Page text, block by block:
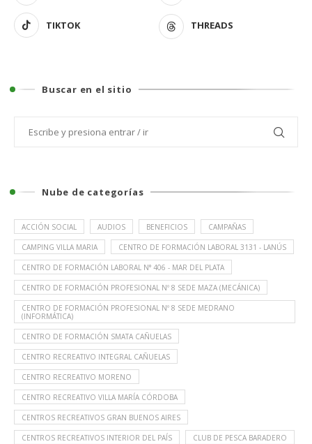
TIKTOK THREADS
Buscar en el sitio
Nube de categorías
ACCIÓN SOCIAL AUDIOS BENEFICIOS CAMPAÑAS
CAMPING VILLA MARIA CENTRO DE FORMACIÓN LABORAL 3131 - LANÚS
CENTRO DE FORMACIÓN LABORAL N° 406 - MAR DEL PLATA
CENTRO DE FORMACIÓN PROFESIONAL Nº 8 SEDE MAZA (MECÁNICA)
CENTRO DE FORMACIÓN PROFESIONAL Nº 8 SEDE MEDRANO
(INFORMÁTICA)
CENTRO DE FORMACIÓN SMATA CAÑUELAS
CENTRO RECREATIVO INTEGRAL CAÑUELAS
CENTRO RECREATIVO MORENO
CENTRO RECREATIVO VILLA MARÍA CÓRDOBA
CENTROS RECREATIVOS GRAN BUENOS AIRES
CENTROS RECREATIVOS INTERIOR DEL PAÍS CLUB DE PESCA BARADERO